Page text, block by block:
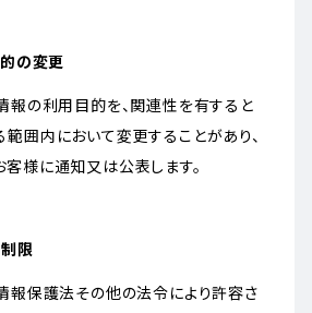
の変更
報の利用目的を、関連性を有すると
囲内において変更することがあり、
様に通知又は公表します。
限
報保護法その他の法令により許容さ